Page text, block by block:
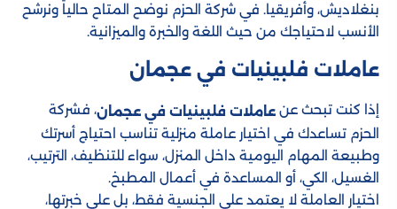
بنغلاديش، وأفريقيا. في شركة الحزم نوضح المتاح حالياً ونرشح
الأنسب لاحتياجك من حيث اللغة والخبرة والميزانية.
عاملات فلبينيات في عجمان
إذا كنت تبحث عن عاملات فلبينيات في عجمان، فشركة
الحزم تساعدك في اختيار عاملة منزلية تناسب احتياج أسرتك
وطبيعة المهام اليومية داخل المنزل، سواء للتنظيف، الترتيب،
الغسيل، الكي، أو المساعدة في أعمال المطبخ.
اختيار العاملة لا يعتمد على الجنسية فقط، بل على خبرتها،